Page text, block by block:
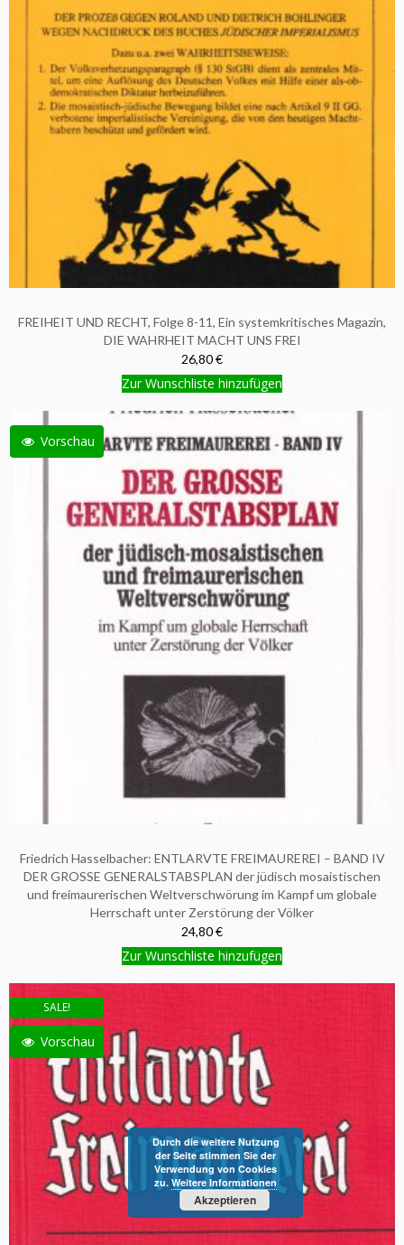
FREIHEIT UND RECHT, Folge 8-11, Ein systemkritisches Magazin,
DIE WAHRHEIT MACHT UNS FREI
26,80 €
Zur Wunschliste hinzufügen
Vorschau
Friedrich Hasselbacher: ENTLARVTE FREIMAUREREI – BAND IV
DER GROSSE GENERALSTABSPLAN der jüdisch mosaistischen
und freimaurerischen Weltverschwörung im Kampf um globale
Herrschaft unter Zerstörung der Völker
24,80 €
Zur Wunschliste hinzufügen
SALE!
Vorschau
Durch die weitere Nutzung
der Seite stimmen Sie der
Verwendung von Cookies
zu. Weitere Informationen
Akzeptieren